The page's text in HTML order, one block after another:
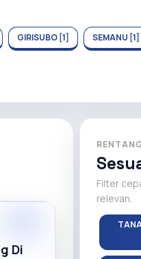
GIRISUBO [1] SEMANU [1]
Di
Filter
relevan.